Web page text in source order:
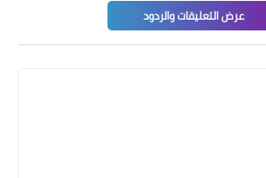
عرض التعليقات والردود